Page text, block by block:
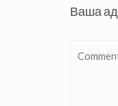
Ваша
Comment